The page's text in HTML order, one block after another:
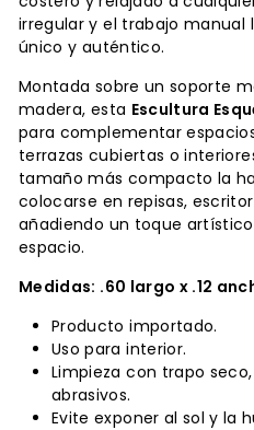
irregular y el trabajo
único y auténtico.
Montada sobre un soporte
madera, esta Escultura
para complementar
terrazas cubiertas o
tamaño más compacto la
colocarse en repisas,
añadiendo un toque
espacio.
Medidas: .60 largo x .12
Producto importado.
Uso para interior.
Limpieza con trapo
abrasivos.
Evite exponer al sol y la